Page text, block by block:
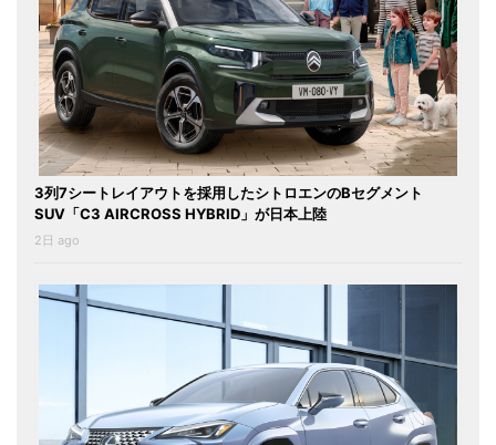
3列7シートレイアウトを採用したシトロエンのBセグメント
SUV「C3 AIRCROSS HYBRID」が日本上陸
2日 ago